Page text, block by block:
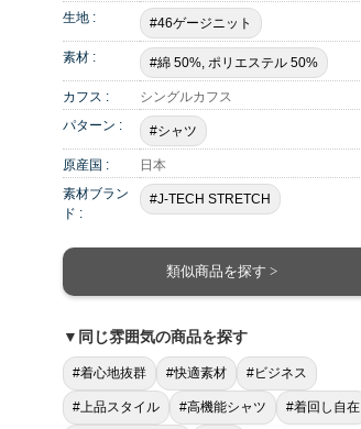
生地 : #46ゲージニット
素材 : #綿 50%, ポリエステル 50%
カフス :
シングルカフス
パターン :
#シャツ
原産国 :
日本
素材ブラン
ド :
#J-TECH STRETCH
類似商品を探す >
▼同じ雰囲気の商品を探す
#着心地抜群 #快適素材 #ビジネス
#上品スタイル #高機能シャツ #着回し自在